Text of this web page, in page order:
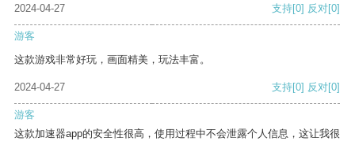
2024-04-27 支持[0] 反对[0]
游客
这款游戏非常好玩，画面精美，玩法丰富。
2024-04-27 支持[0] 反对[0]
游客
这款加速器app的安全性很高，使用过程中不会泄露个人信息，这让我很